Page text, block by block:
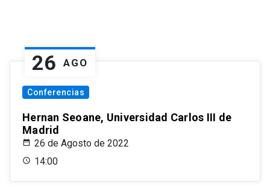
26 AGO
Conferencias
Hernan Seoane, Universidad Carlos III de
Madrid
26 de Agosto de 2022
14:00